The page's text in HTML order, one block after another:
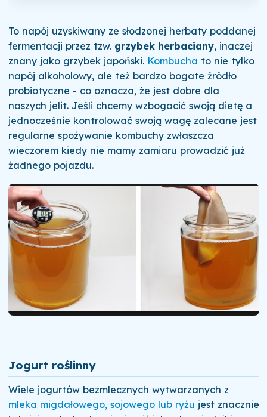
To napój uzyskiwany ze słodzonej herbaty poddanej
fermentacji przez tzw. grzybek herbaciany, inaczej
znany jako grzybek japoński. Kombucha to nie tylko
napój alkoholowy, ale też bardzo bogate źródło
probiotyczne - co oznacza, że jest dobre dla
naszych jelit. Jeśli chcemy wzbogacić swoją dietę a
jednocześnie kontrolować swoją wagę zalecane jest
regularne spożywanie kombuchy zwłaszcza
wieczorem kiedy nie mamy zamiaru prowadzić już
żadnego pojazdu.
Jogurt roślinny
Wiele jogurtów bezmlecznych wytwarzanych z
mleka migdałowego, sojowego lub ryżu jest znacznie